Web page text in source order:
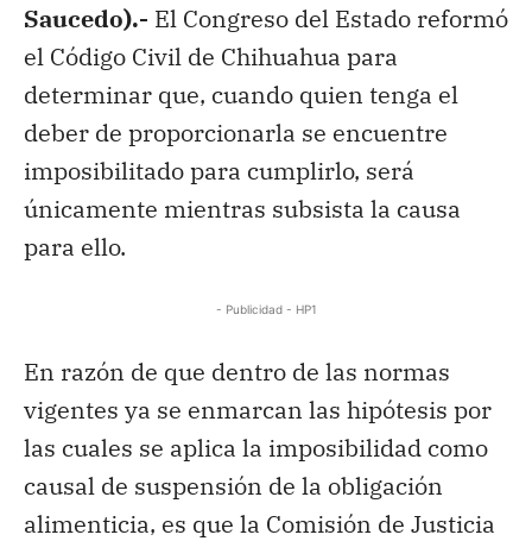
Saucedo).- El Congreso del Estado reformó
el Código Civil de Chihuahua para
determinar que, cuando quien tenga el
deber de proporcionarla se encuentre
imposibilitado para cumplirlo, será
únicamente mientras subsista la causa
para ello.
- Publicidad - HP1
En razón de que dentro de las normas
vigentes ya se enmarcan las hipótesis por
las cuales se aplica la imposibilidad como
causal de suspensión de la obligación
alimenticia, es que la Comisión de Justicia